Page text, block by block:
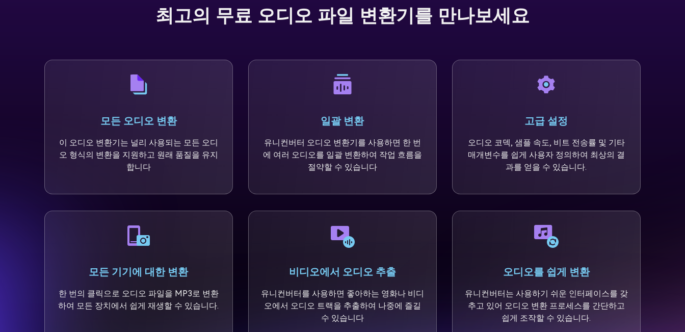
최고의 무료 오디오 파일 변환기를 만나보세요
모든 오디오 변환
이 오디오 변환기는 널리 사용되는 모든 오디
오 형식의 변환을 지원하고 원래 품질을 유지
합니다
일괄 변환
유니컨버터 오디오 변환기를 사용하면 한 번
에 여러 오디오를 일괄 변환하여 작업 흐름을
절약할 수 있습니다
고급 설정
오디오 코덱, 샘플 속도, 비트 전송률 및 기타
매개변수를 쉽게 사용자 정의하여 최상의 결
과를 얻을 수 있습니다.
모든 기기에 대한 변환
한 번의 클릭으로 오디오 파일을 MP3로 변환
하여 모든 장치에서 쉽게 재생할 수 있습니다.
비디오에서 오디오 추출
유니컨버터를 사용하면 좋아하는 영화나 비디
오에서 오디오 트랙을 추출하여 나중에 즐길
수 있습니다
오디오를 쉽게 변환
유니컨버터는 사용하기 쉬운 인터페이스를 갖
추고 있어 오디오 변환 프로세스를 간단하고
쉽게 조작할 수 있습니다.